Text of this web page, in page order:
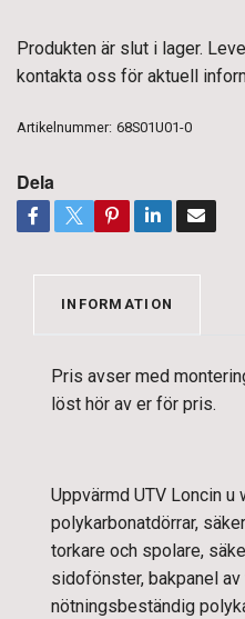
Produkten är slut i lager.
kontakta oss för aktuell
Artikelnummer: 68S01U01-0
Dela
INFORMATION
Pris avser med
löst hör av er för pris.
Uppvärmd UTV Loncin
polykarbonatdörrar,
torkare och spolare,
sidofönster, bakpanel
nötningsbeständig